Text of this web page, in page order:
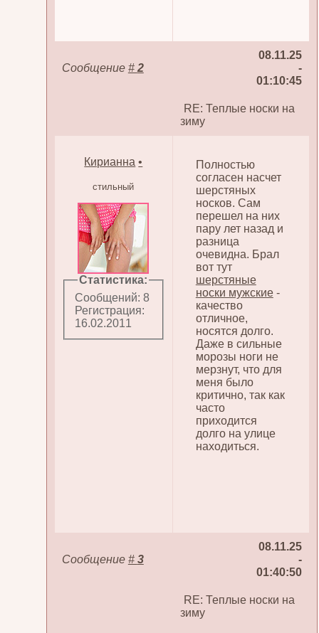
Сообщение # 2
08.11.25
-
01:10:45
RE: Теплые носки на
зиму
Кирианна •
стильный
Статистика:
Сообщений: 8
Регистрация:
16.02.2011
Полностью
согласен насчет
шерстяных
носков. Сам
перешел на них
пару лет назад и
разница
очевидна. Брал
вот тут
шерстяные
носки мужские-
качество
отличное,
носятся долго.
Даже в сильные
морозы ноги не
мерзнут, что для
меня было
критично, так как
часто
приходится
долго на улице
находиться.
Сообщение # 3
08.11.25
-
01:40:50
RE: Теплые носки на
зиму